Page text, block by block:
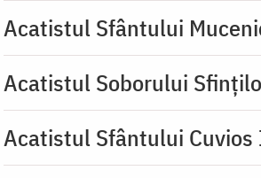
Acatistul Sfântului
Acatistul Soborului
Acatistul Sfântului